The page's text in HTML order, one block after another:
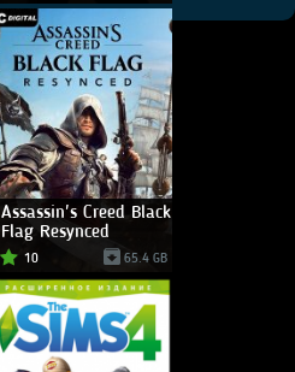
Assassin's Creed Black
Flag Resynced
10 65.4 GB